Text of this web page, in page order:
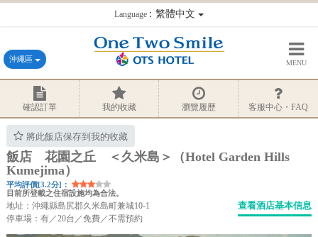
Language：繁體中文
沖繩區 MENU
確認訂單 我的收藏 瀏覽履歷 客服中心・FAQ
將此飯店保存到我的收藏
飯店 花園之丘 ＜久米島＞（Hotel Garden Hills
Kumejima）
平均評價[3.2分]：
目前所登載之住宿設施均為合法。
地址：沖繩縣島尻郡久米島町兼城10-1
停車場：有／20台／免費／不需預約
查看酒店基本信息